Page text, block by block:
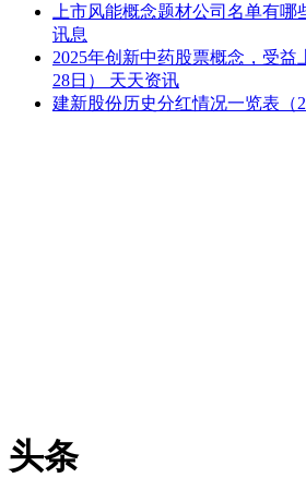
上市风能概念题材公司名单有哪
讯息
2025年创新中药股票概念，受益
28日） 天天资讯
建新股份历史分红情况一览表（
头条